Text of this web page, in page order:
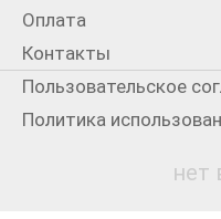
нет
Оплата
Контакты
Пользовательское
Политика